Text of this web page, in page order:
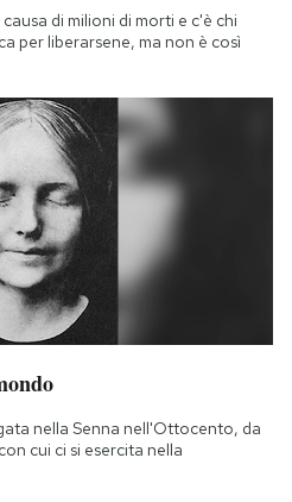
di milioni di morti e c'è chi
per liberarsene, ma non è così
nella Senna nell'Ottocento, da
cui ci si esercita nella